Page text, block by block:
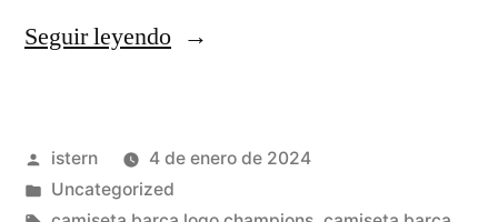
Seguir leyendo«kungfuzapas
Publicado
por
istern
4 de enero de 2024
Publicado
Uncategorized